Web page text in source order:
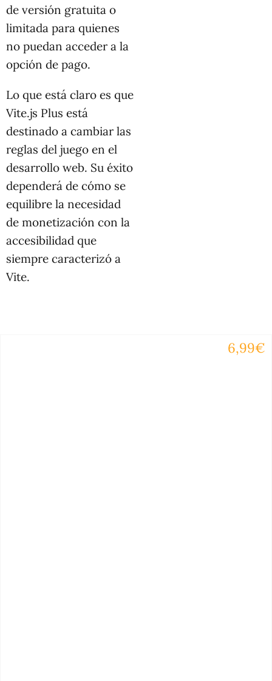
de versión gratuita o
limitada para quienes
no puedan acceder a la
opción de pago.
Lo que está claro es que
Vite.js Plus está
destinado a cambiar las
reglas del juego en el
desarrollo web. Su éxito
dependerá de cómo se
equilibre la necesidad
de monetización con la
accesibilidad que
siempre caracterizó a
Vite.
6,99€